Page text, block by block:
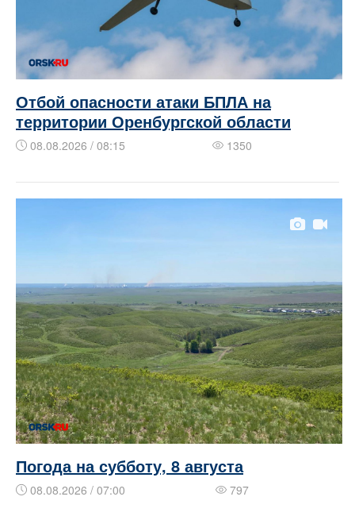
Отбой опасности атаки БПЛА на
территории Оренбургской области
08.08.2026 / 08:15 1350
Погода на субботу, 8 августа
08.08.2026 / 07:00 797